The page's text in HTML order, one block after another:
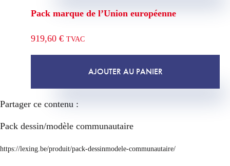
Pack marque de l’Union européenne
919,60 € TVAC
AJOUTER AU PANIER
Partager ce contenu :
Pack dessin/modèle communautaire
https://lexing.be/produit/pack-dessinmodele-communautaire/